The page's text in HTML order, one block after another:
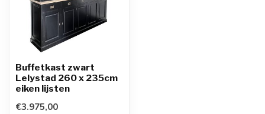
Buffetkast zwart
Lelystad 260 x 235cm
eiken lijsten
€3.975,00